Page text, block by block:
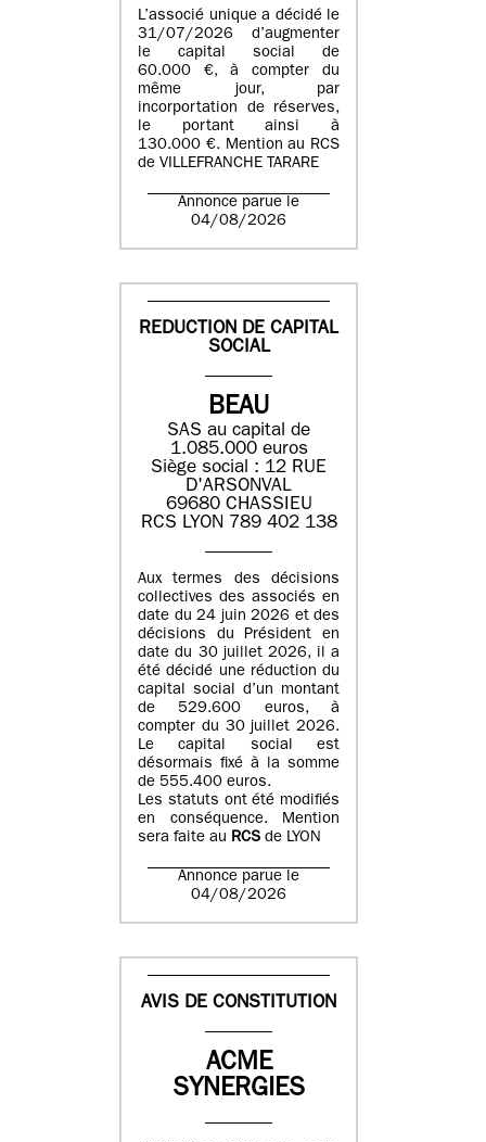
L’associé unique a décidé le
31/07/2026 d’augmenter
le capital social de
60.000 €, à compter du
même jour, par
incorportation de réserves,
le portant ainsi à
130.000 €. Mention au RCS
de VILLEFRANCHE TARARE
Annonce parue le
04/08/2026
REDUCTION DE CAPITAL
SOCIAL
BEAU
SAS au capital de
1.085.000 euros
Siège social : 12 RUE
D'ARSONVAL
69680 CHASSIEU
RCS LYON 789 402 138
Aux termes des décisions
collectives des associés en
date du 24 juin 2026 et des
décisions du Président en
date du 30 juillet 2026, il a
été décidé une réduction du
capital social d’un montant
de 529.600 euros, à
compter du 30 juillet 2026.
Le capital social est
désormais fixé à la somme
de 555.400 euros.
Les statuts ont été modifiés
en conséquence. Mention
sera faite au RCS de LYON
Annonce parue le
04/08/2026
AVIS DE CONSTITUTION
ACME
SYNERGIES